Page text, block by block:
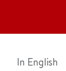
In English